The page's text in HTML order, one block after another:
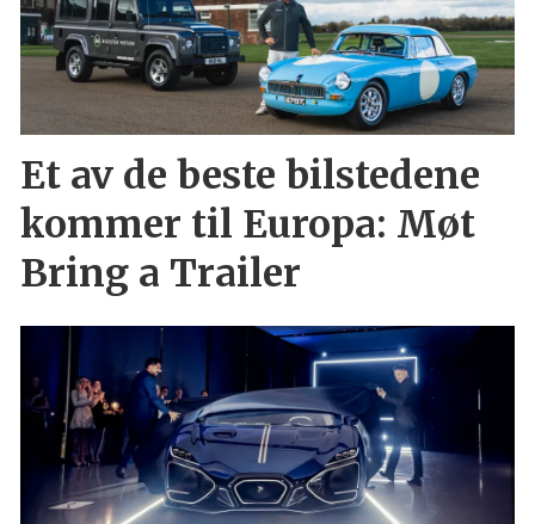
Et av de beste bilstedene
kommer til Europa: Møt
Bring a Trailer